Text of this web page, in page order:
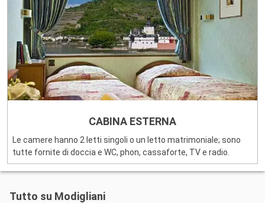
CABINA ESTERNA
Le camere hanno 2 letti singoli o un letto matrimoniale; sono
tutte fornite di doccia e WC, phon, cassaforte, TV e radio.
Tutto su Modigliani